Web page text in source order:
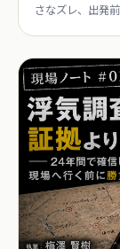
さなズレ、出発